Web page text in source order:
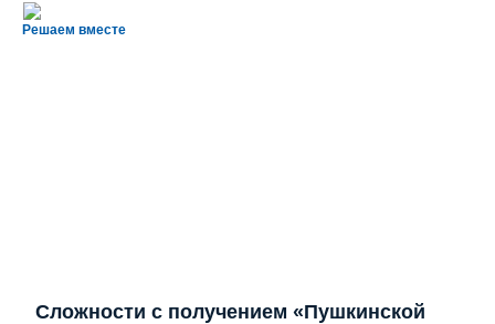
Решаем вместе
Сложности с получением «Пушкинской